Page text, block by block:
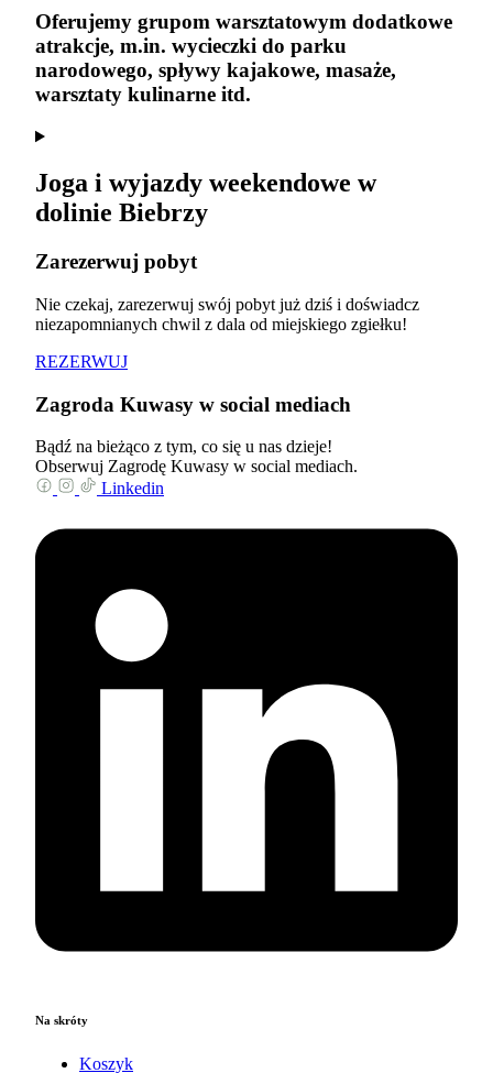
Oferujemy grupom warsztatowym dodatkowe
atrakcje, m.in. wycieczki do parku
narodowego, spływy kajakowe, masaże,
warsztaty kulinarne itd.
Joga i wyjazdy weekendowe w
dolinie Biebrzy
Zarezerwuj pobyt
Nie czekaj, zarezerwuj swój pobyt już dziś i doświadcz
niezapomnianych chwil z dala od miejskiego zgiełku!
REZERWUJ
Zagroda Kuwasy w social mediach
Bądź na bieżąco z tym, co się u nas dzieje!
Obserwuj Zagrodę Kuwasy w social mediach.
Linkedin
Na skróty
Koszyk